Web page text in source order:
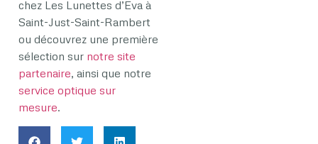
chez Les Lunettes d’Eva à
Saint-Just-Saint-Rambert
ou découvrez une première
sélection sur notre site
partenaire, ainsi que notre
service optique sur
mesure.